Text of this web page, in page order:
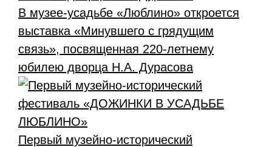
В музее-усадьбе «Люблино» откроется
выставка «Минувшего с грядущим
связь», посвященная 220-летнему
юбилею дворца Н.А. Дурасова
Первый музейно-исторический